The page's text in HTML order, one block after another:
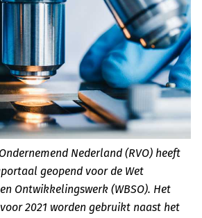
Nederland (RVO) heeft
geopend voor de Wet
Ontwikkelingswerk (WBSO). Het
2021 worden gebruikt naast het